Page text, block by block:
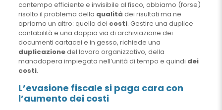
contempo efficiente e invisibile al fisco, abbiamo (forse)
risolto il problema della qualità dei risultati ma ne
apriamo un altro: quello dei costi. Gestire una duplice
contabilità e una doppia via di archiviazione dei
documenti cartacei e in gesso, richiede una
duplicazionedel lavoro organizzativo, della
manodopera impiegata nell’unità di tempo e quindi dei
costi.
L’evasione fiscale si paga cara con
l’aumento dei costi